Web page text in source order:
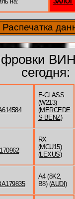
ВИН
сегодня:
E-CLASS
(W213)
(MERCEDE
S-BENZ)
RX
(MCU15)
(LEXUS)
A4 (8K2,
B8) (AUDI )